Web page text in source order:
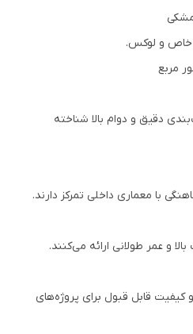
خاص و لوکس.
مربع
دقیق و دوام بالا شناخته
با معماری داخلی تمرکز دارند.
و عمر طولانی ارائه می‌کنند.
قابل قبول برای پروژه‌های